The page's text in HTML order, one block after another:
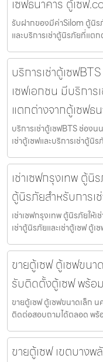
เซฟธนาคาร ตู้เซฟ
รับฝากของมีค่าSilom ตู้นิร
และบริการเช่าตู้นิรภัยที่แต
บริการเช่าตู้เซฟ
เซฟเอกชน มีบริการ
แตกต่างจากตู้เซฟธ
บริการเช่าตู้เซฟBTS ช่อง
เช่าตู้เซฟและบริการเช่าตู้
เช่าเซฟกรุงเทพ ตู้นิ
ตู้นิรภัยสำหรับการเ
เช่าเซฟกรุงเทพ ตู้นิรภัยให้
เช่าตู้นิรภัยและเช่าตู้เซฟ ตู้
ขายตู้เซฟ ตู้เซฟขน
รับติดตั้งตู้เซฟ พร้อ
ขายตู้เซฟ ตู้เซฟขนาดเล็ก
ติดต่อสอบถามได้ตลอด พร้
ขายตู้เซฟ เขตบาง